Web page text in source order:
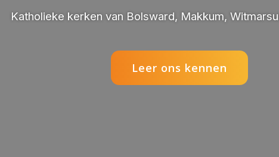
Katholieke kerken van Bolsward, Makkum,
Leer ons kennen